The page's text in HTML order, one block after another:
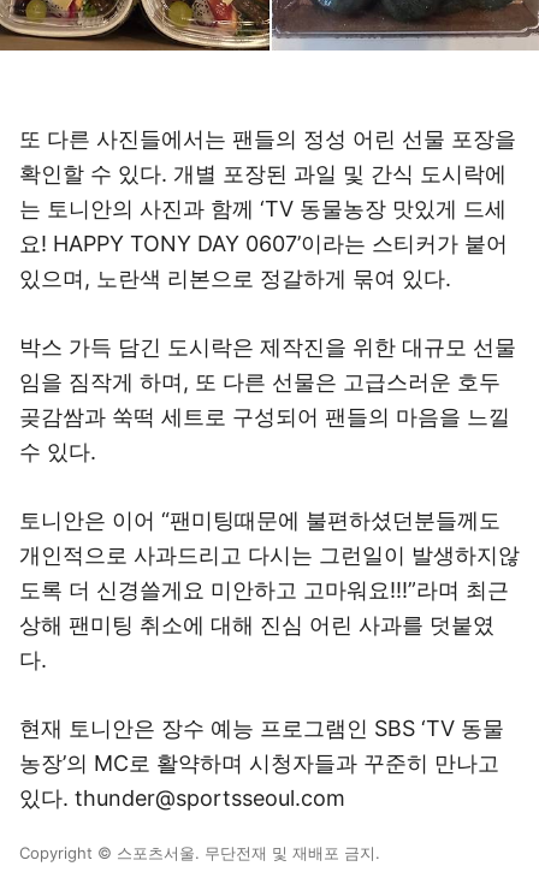
또 다른 사진들에서는 팬들의 정성 어린 선물 포장을
확인할 수 있다. 개별 포장된 과일 및 간식 도시락에
는 토니안의 사진과 함께 ‘TV 동물농장 맛있게 드세
요! HAPPY TONY DAY 0607’이라는 스티커가 붙어
있으며, 노란색 리본으로 정갈하게 묶여 있다.
박스 가득 담긴 도시락은 제작진을 위한 대규모 선물
임을 짐작게 하며, 또 다른 선물은 고급스러운 호두
곶감쌈과 쑥떡 세트로 구성되어 팬들의 마음을 느낄
수 있다.
토니안은 이어 “팬미팅때문에 불편하셨던분들께도
개인적으로 사과드리고 다시는 그런일이 발생하지않
도록 더 신경쓸게요 미안하고 고마워요!!!”라며 최근
상해 팬미팅 취소에 대해 진심 어린 사과를 덧붙였
다.
현재 토니안은 장수 예능 프로그램인 SBS ‘TV 동물
농장’의 MC로 활약하며 시청자들과 꾸준히 만나고
있다. thunder@sportsseoul.com
Copyright © 스포츠서울. 무단전재 및 재배포 금지.